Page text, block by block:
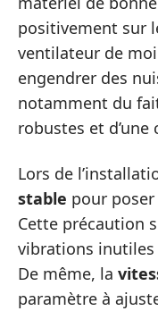
positivement sur
ventilateur de
engendrer des
notamment du
robustes et
Lors de
stable pour
Cette précaution
vibrations
De même, la
paramètre à